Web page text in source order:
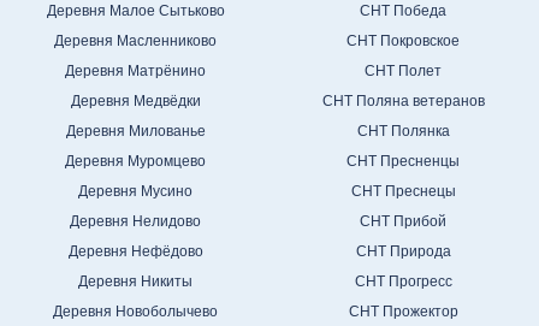
Деревня Малое Сытьково
Деревня Масленниково
Деревня Матрёнино
Деревня Медвёдки
Деревня Милованье
Деревня Муромцево
Деревня Мусино
Деревня Нелидово
Деревня Нефёдово
Деревня Никиты
Деревня Новоболычево
СНТ Победа
СНТ Покровское
СНТ Полет
СНТ Поляна ветеранов
СНТ Полянка
СНТ Пресненцы
СНТ Преснецы
СНТ Прибой
СНТ Природа
СНТ Прогресс
СНТ Прожектор